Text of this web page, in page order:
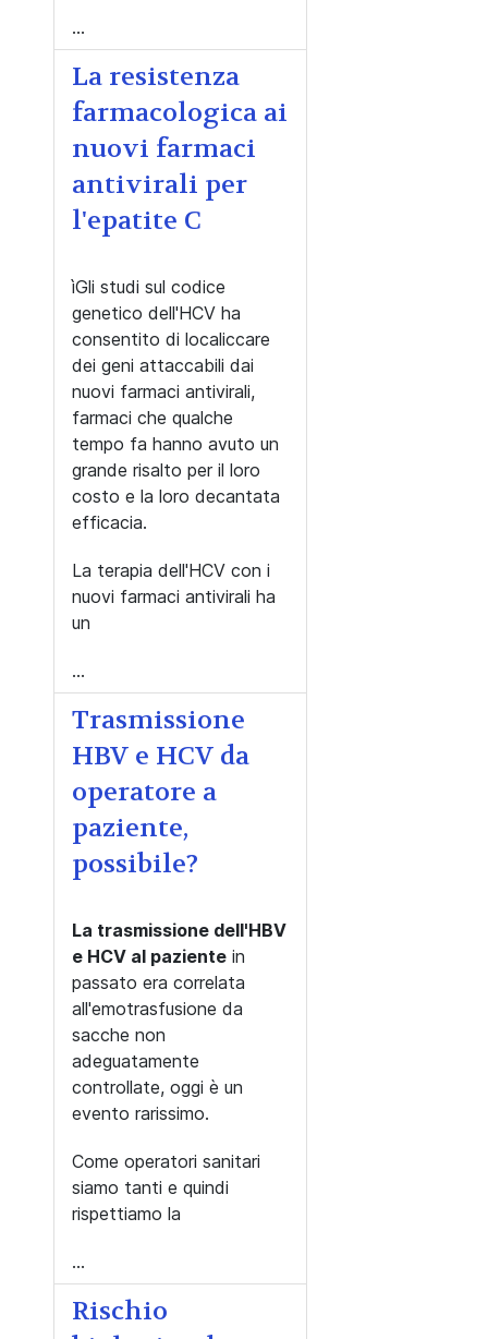
...
La resistenza
farmacologica ai
nuovi farmaci
antivirali per
l'epatite C
ìGli studi sul codice
genetico dell'HCV ha
consentito di localiccare
dei geni attaccabili dai
nuovi farmaci antivirali,
farmaci che qualche
tempo fa hanno avuto un
grande risalto per il loro
costo e la loro decantata
efficacia.
La terapia dell'HCV con i
nuovi farmaci antivirali ha
un
...
Trasmissione
HBV e HCV da
operatore a
paziente,
possibile?
La trasmissione dell'HBV
e HCV al paziente in
passato era correlata
all'emotrasfusione da
sacche non
adeguatamente
controllate, oggi è un
evento rarissimo.
Come operatori sanitari
siamo tanti e quindi
rispettiamo la
...
Rischio